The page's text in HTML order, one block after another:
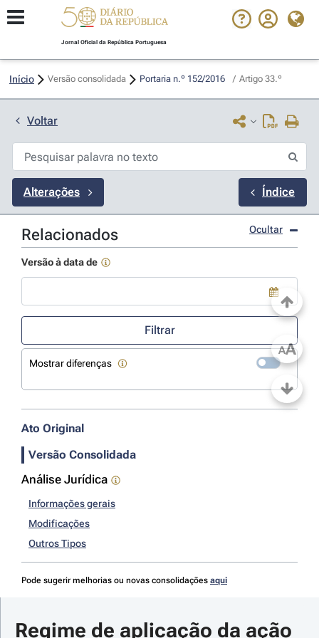
Jornal Oficial da República Portuguesa
Início Versão consolidada Portaria n.º 152/2016 / Artigo 33.º
Voltar
Alterações Índice
Relacionados Ocultar
Versão à data de
Use a tecla de seta para baixo para abrir o calendário; Use as
Filtrar
Mostrar diferenças
Ato Original
Versão Consolidada
Análise Jurídica
Informações gerais
Modificações
Outros Tipos
Pode sugerir melhorias ou novas consolidações aqui
Regime de aplicação da ação
AA